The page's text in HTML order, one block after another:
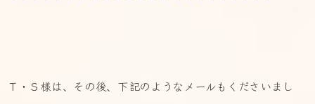
Ｔ・Ｓ様は、その後、下記のようなメールもくださいまし